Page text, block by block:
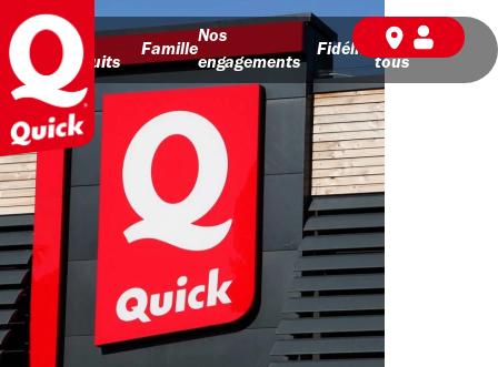
Nos
produits
Famille
Nos
engagements
Fidélité
BD pour
tous